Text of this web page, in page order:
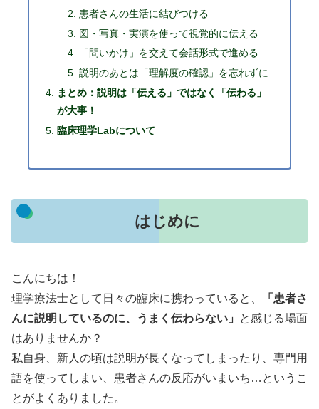
患者さんの生活に結びつける
図・写真・実演を使って視覚的に伝える
「問いかけ」を交えて会話形式で進める
説明のあとは「理解度の確認」を忘れずに
まとめ：説明は「伝える」ではなく「伝わる」
が大事！
臨床理学Labについて
はじめに
こんにちは！
理学療法士として日々の臨床に携わっていると、
「患者さ
んに説明しているのに、うまく伝わらない」
と感じる場面
はありませんか？
私自身、新人の頃は説明が長くなってしまったり、専門用
語を使ってしまい、患者さんの反応がいまいち…というこ
とがよくありました。